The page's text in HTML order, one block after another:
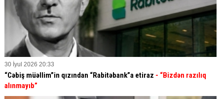
30 İyul 2026 20:33
“Cəbiş müəllim”in qızından “Rabitəbank”a etiraz - “Bizdən razılıq
alınmayıb”